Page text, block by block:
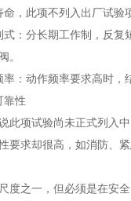
命，此项不列入出厂试
式：分长期工作制，反复
。
率：动作频率要求高时，
靠性
此项试验尚未正式列入
要求却很高，如消防、
度之一，但必须是在安